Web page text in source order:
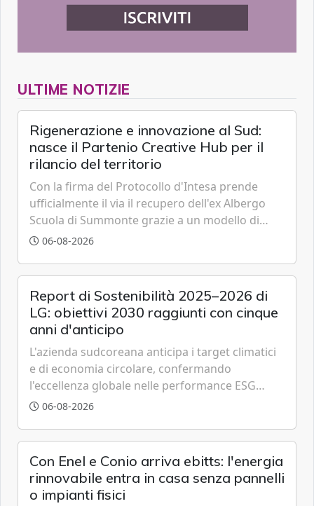
ULTIME NOTIZIE
Rigenerazione e innovazione al Sud:
nasce il Partenio Creative Hub per il
rilancio del territorio
Con la firma del Protocollo d'Intesa prende
ufficialmente il via il recupero dell'ex Albergo
Scuola di Summonte grazie a un modello di
partenariato pubblico-privato e a una rete di
06-08-2026
Report di Sostenibilità 2025–2026 di
LG: obiettivi 2030 raggiunti con cinque
anni d'anticipo
L'azienda sudcoreana anticipa i target climatici
e di economia circolare, confermando
l'eccellenza globale nelle performance ESG
grazie a innovazione, accessibilità e governance
06-08-2026
Con Enel e Conio arriva ebitts: l'energia
rinnovabile entra in casa senza pannelli
o impianti fisici